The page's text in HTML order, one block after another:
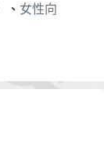
、 女性向